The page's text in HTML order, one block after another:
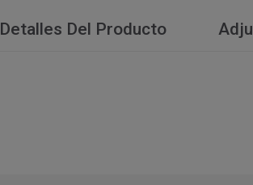
Detalles Del Producto